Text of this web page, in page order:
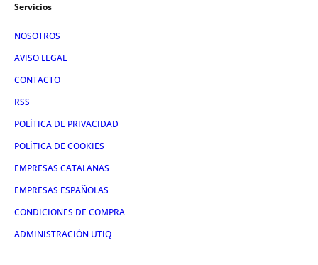
Servicios
NOSOTROS
AVISO LEGAL
CONTACTO
RSS
POLÍTICA DE PRIVACIDAD
POLÍTICA DE COOKIES
EMPRESAS CATALANAS
EMPRESAS ESPAÑOLAS
CONDICIONES DE COMPRA
ADMINISTRACIÓN UTIQ